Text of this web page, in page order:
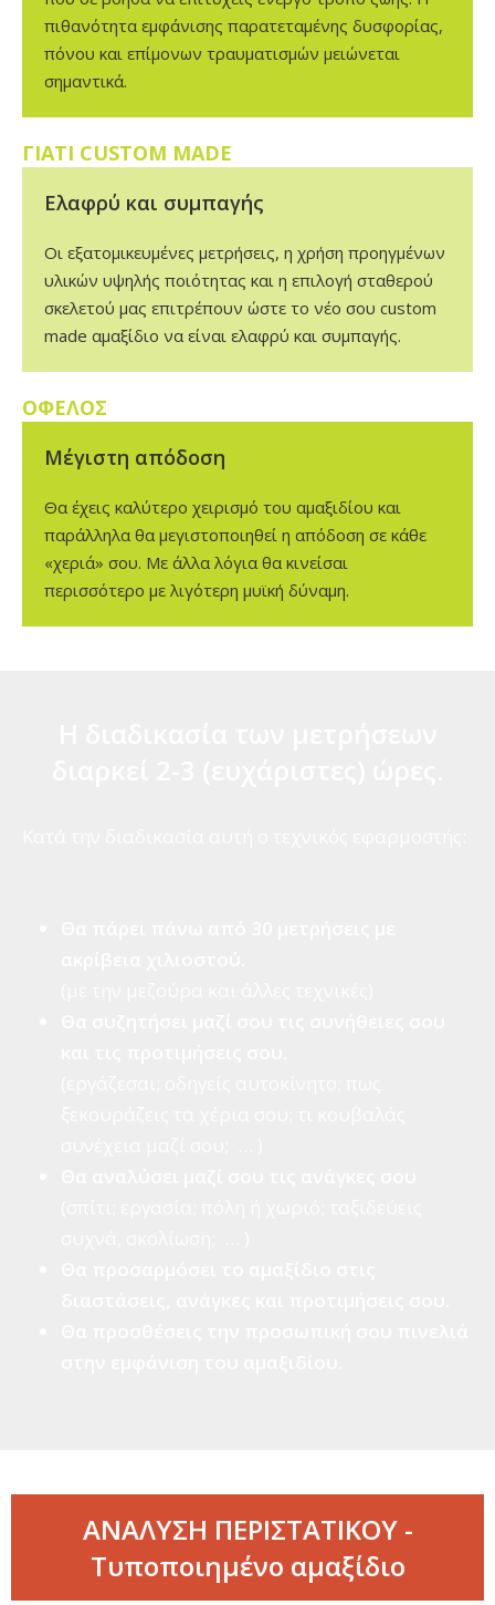
πιθανότητα εμφάνισης παρατεταμένης δυσφορίας,
πόνου και επίμονων τραυματισμών μειώνεται
σημαντικά.
ΓΙΑΤΙ CUSTOM MADE
Ελαφρύ και συμπαγής
Οι εξατομικευμένες μετρήσεις, η χρήση προηγμένων
υλικών υψηλής ποιότητας και η επιλογή σταθερού
σκελετού μας επιτρέπουν ώστε το νέο σου custom
made αμαξίδιο να είναι ελαφρύ και συμπαγής.
ΟΦΕΛΟΣ
Μέγιστη απόδοση
Θα έχεις καλύτερο χειρισμό του αμαξιδίου και
παράλληλα θα μεγιστοποιηθεί η απόδοση σε κάθε
«χεριά» σου. Με άλλα λόγια θα κινείσαι
περισσότερο με λιγότερη μυϊκή δύναμη.
ΑΝΑΛΥΣΗ ΠΕΡΙΣΤΑΤΙΚΟΥ -
Τυποποιημένο αμαξίδιο